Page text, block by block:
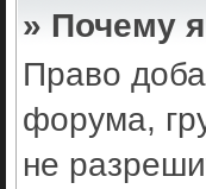
» Почему
Право
форума,
не